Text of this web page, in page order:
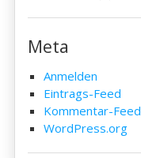
Meta
Anmelden
Eintrags-Feed
Kommentar-Feed
WordPress.org